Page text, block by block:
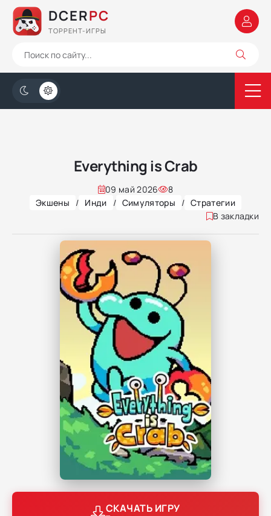
DCERPC
ТОРРЕНТ-ИГРЫ
Everything is Crab
09 май 2026
8
Экшены
/ Инди / Симуляторы / Стратегии
В закладки
СКАЧАТЬ ИГРУ